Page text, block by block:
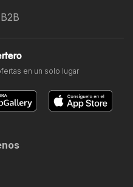
en un solo lugar